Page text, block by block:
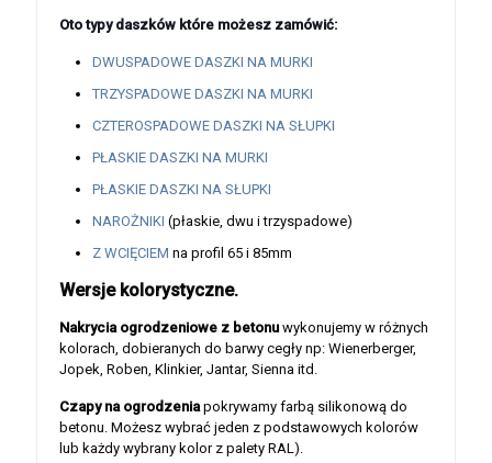
Oto typy daszków które możesz zamówić:
DWUSPADOWE DASZKI NA MURKI
TRZYSPADOWE DASZKI NA MURKI
CZTEROSPADOWE DASZKI NA SŁUPKI
PŁASKIE DASZKI NA MURKI
PŁASKIE DASZKI NA SŁUPKI
NAROŻNIKI (płaskie, dwu i trzyspadowe)
Z WCIĘCIEM na profil 65 i 85mm
Wersje kolorystyczne.
Nakrycia ogrodzeniowe z betonu wykonujemy w różnych
kolorach, dobieranych do barwy cegły np: Wienerberger,
Jopek, Roben, Klinkier, Jantar, Sienna itd.
Czapy na ogrodzeniapokrywamy farbą silikonową do
betonu. Możesz wybrać jeden z podstawowych kolorów
lub każdy wybrany kolor z palety RAL).